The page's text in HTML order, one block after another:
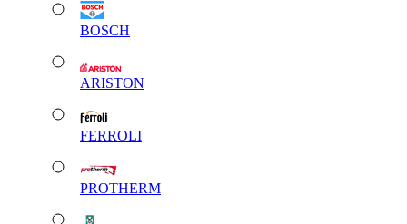
BOSCH
ARISTON
FERROLI
PROTHERM